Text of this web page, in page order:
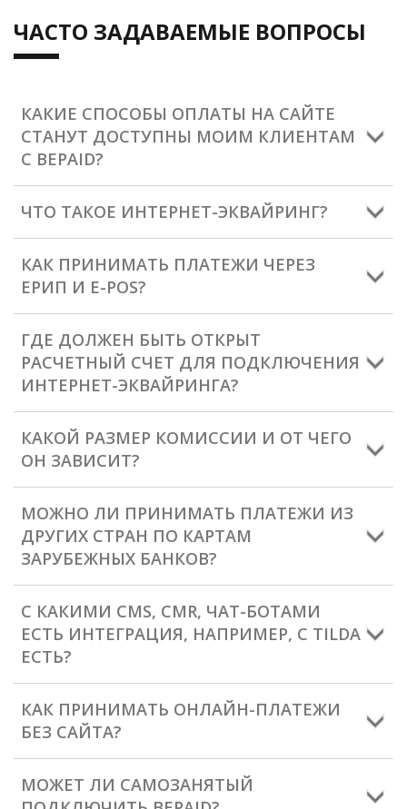
ЧАСТО ЗАДАВАЕМЫЕ ВОПРОСЫ
КАКИЕ СПОСОБЫ ОПЛАТЫ НА САЙТЕ
СТАНУТ ДОСТУПНЫ МОИМ КЛИЕНТАМ
С BEPAID?
ЧТО ТАКОЕ ИНТЕРНЕТ-ЭКВАЙРИНГ?
КАК ПРИНИМАТЬ ПЛАТЕЖИ ЧЕРЕЗ
ЕРИП И E-POS?
ГДЕ ДОЛЖЕН БЫТЬ ОТКРЫТ
РАСЧЕТНЫЙ СЧЕТ ДЛЯ ПОДКЛЮЧЕНИЯ
ИНТЕРНЕТ-ЭКВАЙРИНГА?
КАКОЙ РАЗМЕР КОМИССИИ И ОТ ЧЕГО
ОН ЗАВИСИТ?
МОЖНО ЛИ ПРИНИМАТЬ ПЛАТЕЖИ ИЗ
ДРУГИХ СТРАН ПО КАРТАМ
ЗАРУБЕЖНЫХ БАНКОВ?
С КАКИМИ CMS, CMR, ЧАТ-БОТАМИ
ЕСТЬ ИНТЕГРАЦИЯ, НАПРИМЕР, С TILDA
ЕСТЬ?
КАК ПРИНИМАТЬ ОНЛАЙН-ПЛАТЕЖИ
БЕЗ САЙТА?
МОЖЕТ ЛИ САМОЗАНЯТЫЙ